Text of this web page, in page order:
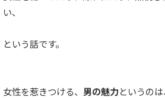
い、
という話です。
女性を惹きつける、 男の魅力というのは、